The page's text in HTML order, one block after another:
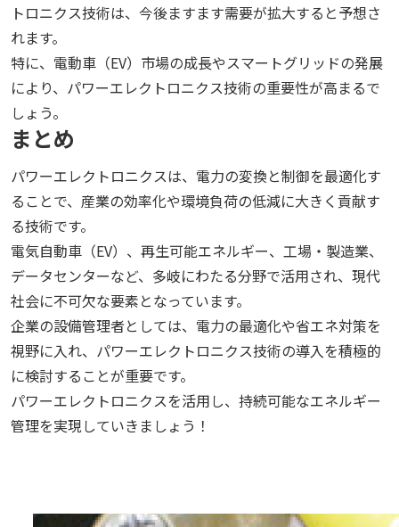
トロニクス技術は、今後ますます需要が拡大すると予想さ
れます。
特に、電動車（EV）市場の成長やスマートグリッドの発展
により、パワーエレクトロニクス技術の重要性が高まるで
しょう。
まとめ
パワーエレクトロニクスは、電力の変換と制御を最適化す
ることで、産業の効率化や環境負荷の低減に大きく貢献す
る技術です。
電気自動車（EV）、再生可能エネルギー、工場・製造業、
データセンターなど、多岐にわたる分野で活用され、現代
社会に不可欠な要素となっています。
企業の設備管理者としては、電力の最適化や省エネ対策を
視野に入れ、パワーエレクトロニクス技術の導入を積極的
に検討することが重要です。
パワーエレクトロニクスを活用し、持続可能なエネルギー
管理を実現していきましょう！